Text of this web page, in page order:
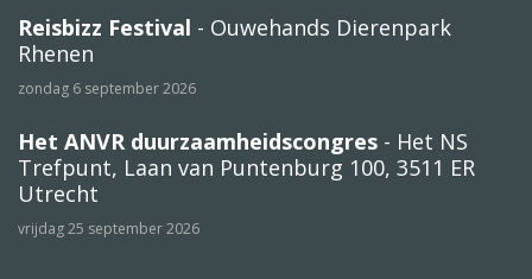
Reisbizz Festival - Ouwehands Dierenpark
Rhenen
zondag 6 september 2026
Het ANVR duurzaamheidscongres - Het NS
Trefpunt, Laan van Puntenburg 100, 3511 ER
Utrecht
vrijdag 25 september 2026